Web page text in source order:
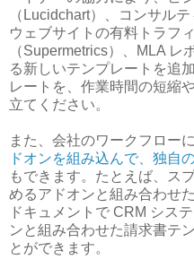
（Lucidchart）、コンサル
ウェブサイトの有料トラフ
（Supermetrics）、MLA レ
る新しいテンプレートを追
レートを、作業時間の短縮
立てください。
また、会社のワークフロー
ドオンを組み込んで、独自
もできます。たとえば、ス
めるアドオンと組み合わせ
ドキュメントで CRM シス
ンと組み合わせた請求書テ
とができます。